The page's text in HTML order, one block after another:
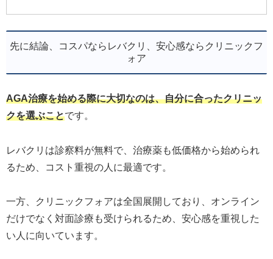
先に結論、コスパならレバクリ、安心感ならクリニックフ
ォア
AGA治療を始める際に大切なのは、自分に合ったクリニッ
クを選ぶことです。
レバクリは診察料が無料で、治療薬も低価格から始められ
るため、コスト重視の人に最適です。
一方、クリニックフォアは全国展開しており、オンライン
だけでなく対面診療も受けられるため、安心感を重視した
い人に向いています。